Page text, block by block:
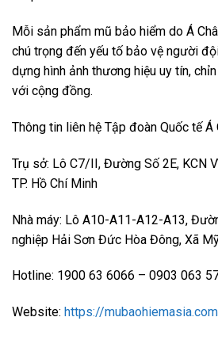
Mỗi sản phẩm mũ bảo hiểm do Á
chú trọng đến yếu tố bảo vệ người
dựng hình ảnh thương hiệu uy tín,
với cộng đồng.
Thông tin liên hệ Tập đoàn Quốc tế Á
Trụ sở: Lô C7/II, Đường Số 2E, KCN
TP. Hồ Chí Minh
Nhà máy: Lô A10-A11-A12-A13,
nghiệp Hải Sơn Đức Hòa Đông, Xã
Hotline: 1900 63 6066 – 0903 063
Website: https://